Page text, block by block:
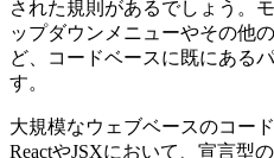
された規則があるでしょう。
ップダウンメニューやその他
ど、コードベースに既にある
す。
大規模なウェブベースのコー
ReactやJSXにおいて、宣言型